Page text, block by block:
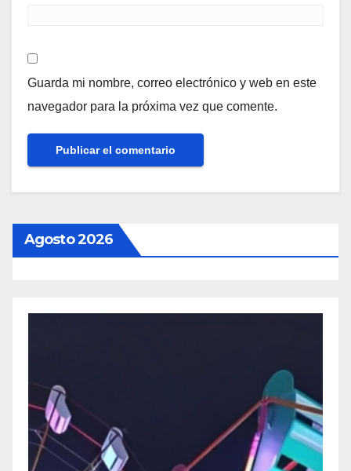
Guarda mi nombre, correo electrónico y web en este
navegador para la próxima vez que comente.
Agosto 2026